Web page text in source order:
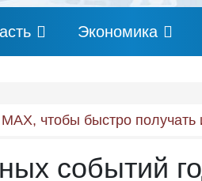
Экономика
чтобы быстро
событий